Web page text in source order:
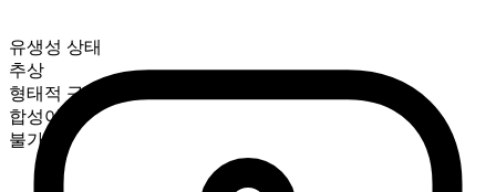
유생성 상태
추상
형태적 구성
합성어
불가산